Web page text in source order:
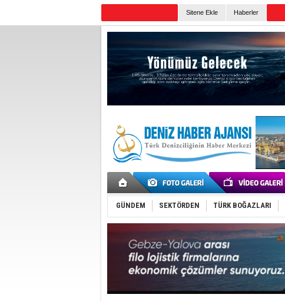
Sitene Ekle Haberler
GÜNDEM SEKTÖRDEN TÜRK BOĞAZLARI